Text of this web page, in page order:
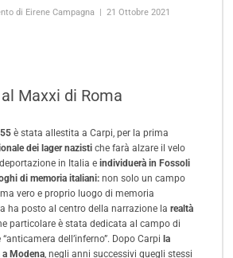
di Eirene Campagna
21 Ottobre 2021
Maxxi di Roma
è stata allestita a Carpi, per la prima
dei lager nazisti che farà alzare il velo
in Italia e individuerà in Fossoli
di memoria italiani: non solo un campo
vero e proprio luogo di memoria
ha posto al centro della narrazione la realtà
particolare è stata dedicata al campo di
dell’inferno”. Dopo Carpi la
Modena, negli anni successivi quegli stessi